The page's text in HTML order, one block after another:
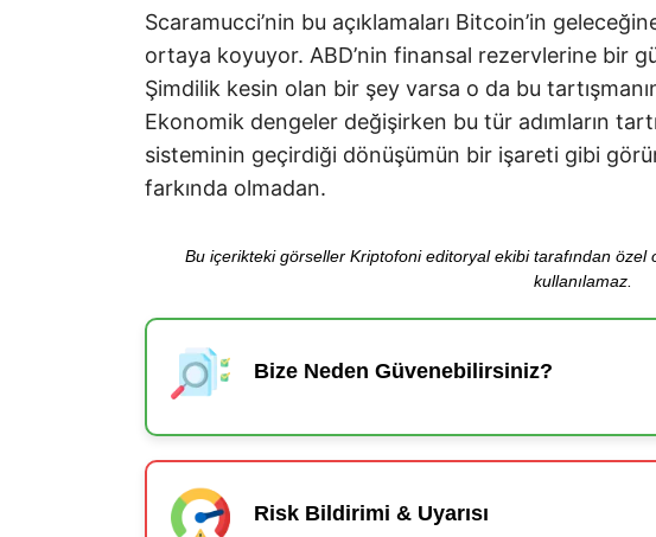
Scaramucci’nin bu açıklamaları Bitcoin’in
ortaya koyuyor. ABD’nin finansal rezervlerine bir
Şimdilik kesin olan bir şey varsa o da bu
Ekonomik dengeler değişirken bu tür adımların
sisteminin geçirdiği dönüşümün bir işareti gibi
farkında olmadan.
Bu içerikteki görseller Kriptofoni editoryal ekibi tarafından özel
kullanılamaz.
Bize Neden Güvenebilirsiniz?
Risk Bildirimi & Uyarısı